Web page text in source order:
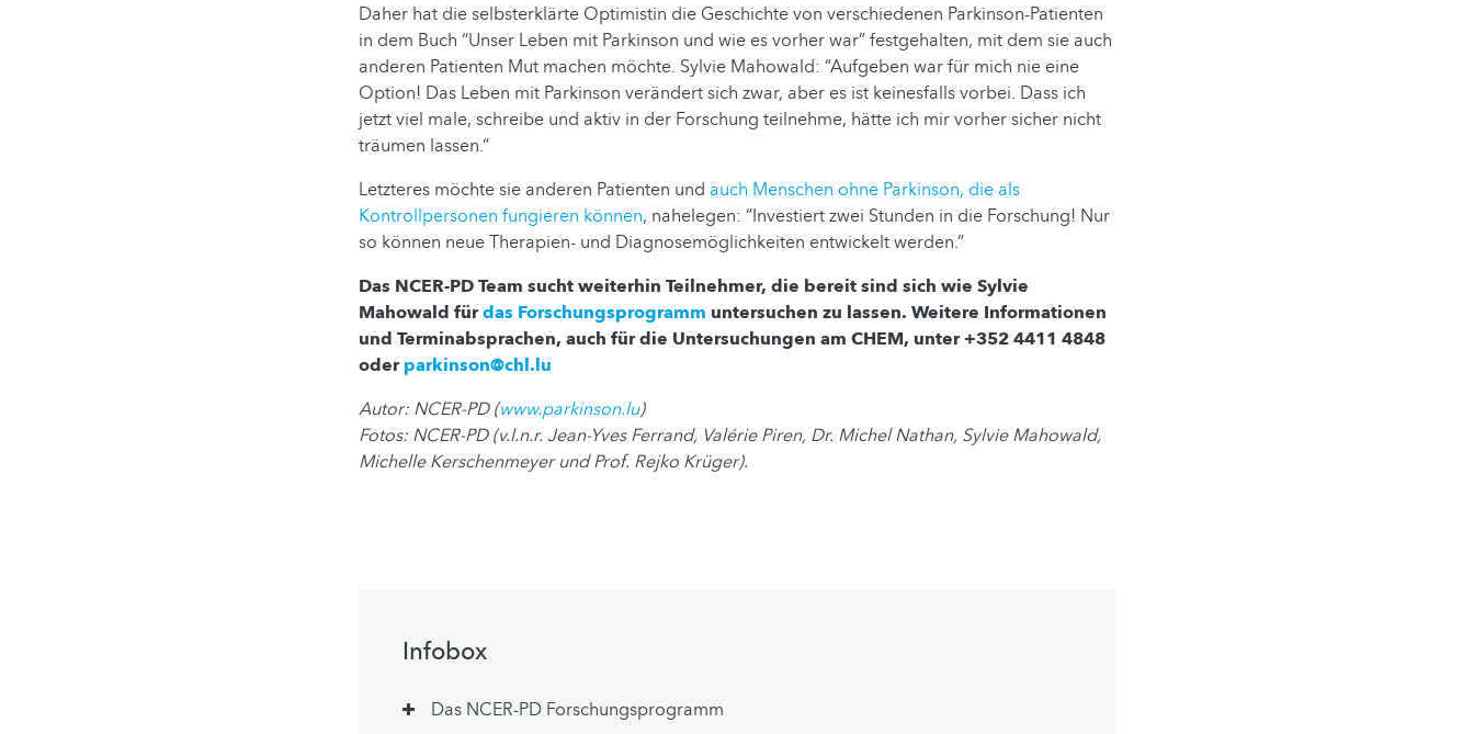
Daher hat die selbsterklärte Optimistin die Geschichte von verschiedenen Parkinson-Patienten
in dem Buch “Unser Leben mit Parkinson und wie es vorher war” festgehalten, mit dem sie auch
anderen Patienten Mut machen möchte. Sylvie Mahowald: “Aufgeben war für mich nie eine
Option! Das Leben mit Parkinson verändert sich zwar, aber es ist keinesfalls vorbei. Dass ich
jetzt viel male, schreibe und aktiv in der Forschung teilnehme, hätte ich mir vorher sicher nicht
träumen lassen.“
Letzteres möchte sie anderen Patienten und auch Menschen ohne Parkinson, die als
Kontrollpersonen fungieren können, nahelegen: “Investiert zwei Stunden in die Forschung! Nur
so können neue Therapien- und Diagnosemöglichkeiten entwickelt werden.”
Das NCER-PD Team sucht weiterhin Teilnehmer, die bereit sind sich wie Sylvie
Mahowald fürdas Forschungsprogramm untersuchen zu lassen. Weitere Informationen
und Terminabsprachen, auch für die Untersuchungen am CHEM, unter +352 4411 4848
oderparkinson@chl.lu
Autor: NCER-PD (www.parkinson.lu)
Fotos: NCER-PD (v.l.n.r. Jean-Yves Ferrand, Valérie Piren, Dr. Michel Nathan, Sylvie Mahowald,
Michelle Kerschenmeyer und Prof. Rejko Krüger).
Infobox
Das NCER-PD Forschungsprogramm